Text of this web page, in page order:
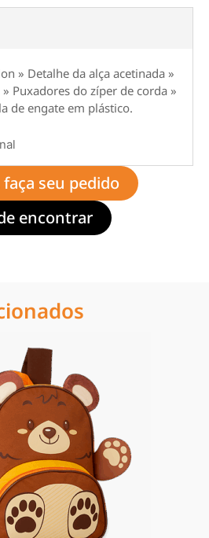
» Detalhe da alça acetinada »
Puxadores do zíper de corda »
de engate em plástico.
seu pedido
encontrar